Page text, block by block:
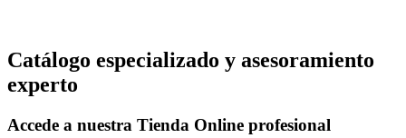
Catálogo especializado y asesoramiento
experto
Accede a nuestra Tienda Online profesional